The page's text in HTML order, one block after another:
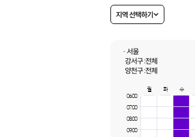
지역 선택하기
· 서울
강서구 :전체
양천구 :전체
월 화 수
06:00
07:00
08:00
09:00